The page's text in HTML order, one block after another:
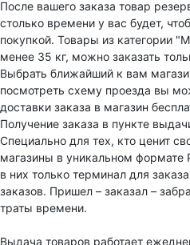
После вашего заказа товар
столько времени у вас будет,
покупкой. Товары из категории
менее 35 кг, можно заказать
Выбрать ближайший к вам
посмотреть схему проезда вы
доставки заказа в магазин
Получение заказа в пункте
Специально для тех, кто ценит
магазины в уникальном формате
в них только терминал для
заказов. Пришел – заказал –
траты времени.
Выдача товаров работает